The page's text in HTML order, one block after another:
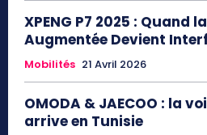
XPENG P7 2025 : Quand
Augmentée Devient
Mobilités 21 Avril 2026
OMODA & JAECOO : la
arrive en Tunisie